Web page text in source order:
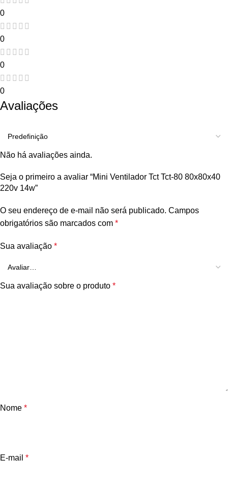
0
0
0
0
Avaliações
Não há avaliações ainda.
Seja o primeiro a avaliar “Mini Ventilador Tct Tct-80 80x80x40
220v 14w”
O seu endereço de e-mail não será publicado. Campos
obrigatórios são marcados com *
Sua avaliação *
Sua avaliação sobre o produto *
Nome *
E-mail *